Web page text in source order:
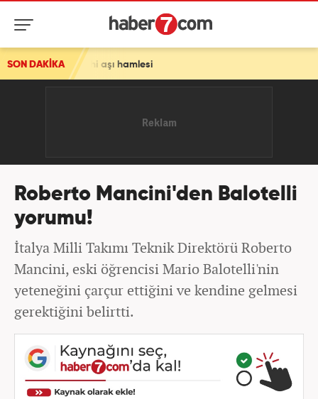
SON DAKİKA
tarihi aşı hamlesi
Roberto Mancini'den Balotelli
yorumu!
İtalya Milli Takımı Teknik Direktörü Roberto
Mancini, eski öğrencisi Mario Balotelli'nin
yeteneğini çarçur ettiğini ve kendine gelmesi
gerektiğini belirtti.